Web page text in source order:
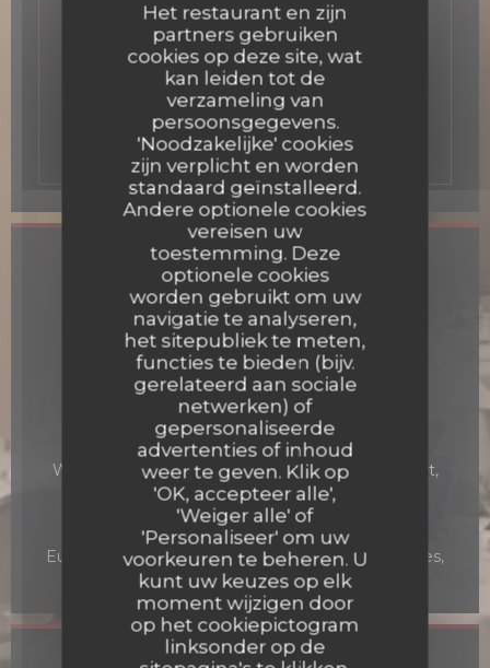
Het restaurant en zijn
partners gebruiken
cookies op deze site, wat
kan leiden tot de
verzameling van
persoonsgegevens.
'Noodzakelijke' cookies
zijn verplicht en worden
standaard geïnstalleerd.
Andere optionele cookies
vereisen uw
toestemming. Deze
optionele cookies
worden gebruikt om uw
navigatie te analyseren,
het sitepubliek te meten,
functies te bieden (bijv.
gerelateerd aan sociale
netwerken) of
gepersonaliseerde
advertenties of inhoud
weer te geven. Klik op
'OK, accepteer alle',
'Weiger alle' of
'Personaliseer' om uw
voorkeuren te beheren. U
kunt uw keuzes op elk
moment wijzigen door
op het cookiepictogram
linksonder op de
Algemene informatie
Keuken
Bistronomique
Soort bedrijf
Restaurant
Diensten
Wijnbar, Private Hire, Betaald parkeren in de buurt,
Terras, WIFI
Betaalmethoden
Eurocard / Mastercard, Contant geld, Visa, controles,
American Express, Debetkaart